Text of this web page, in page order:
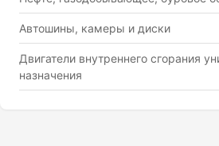
Автошины, камеры и диски
Двигатели внутреннего сгорания
назначения